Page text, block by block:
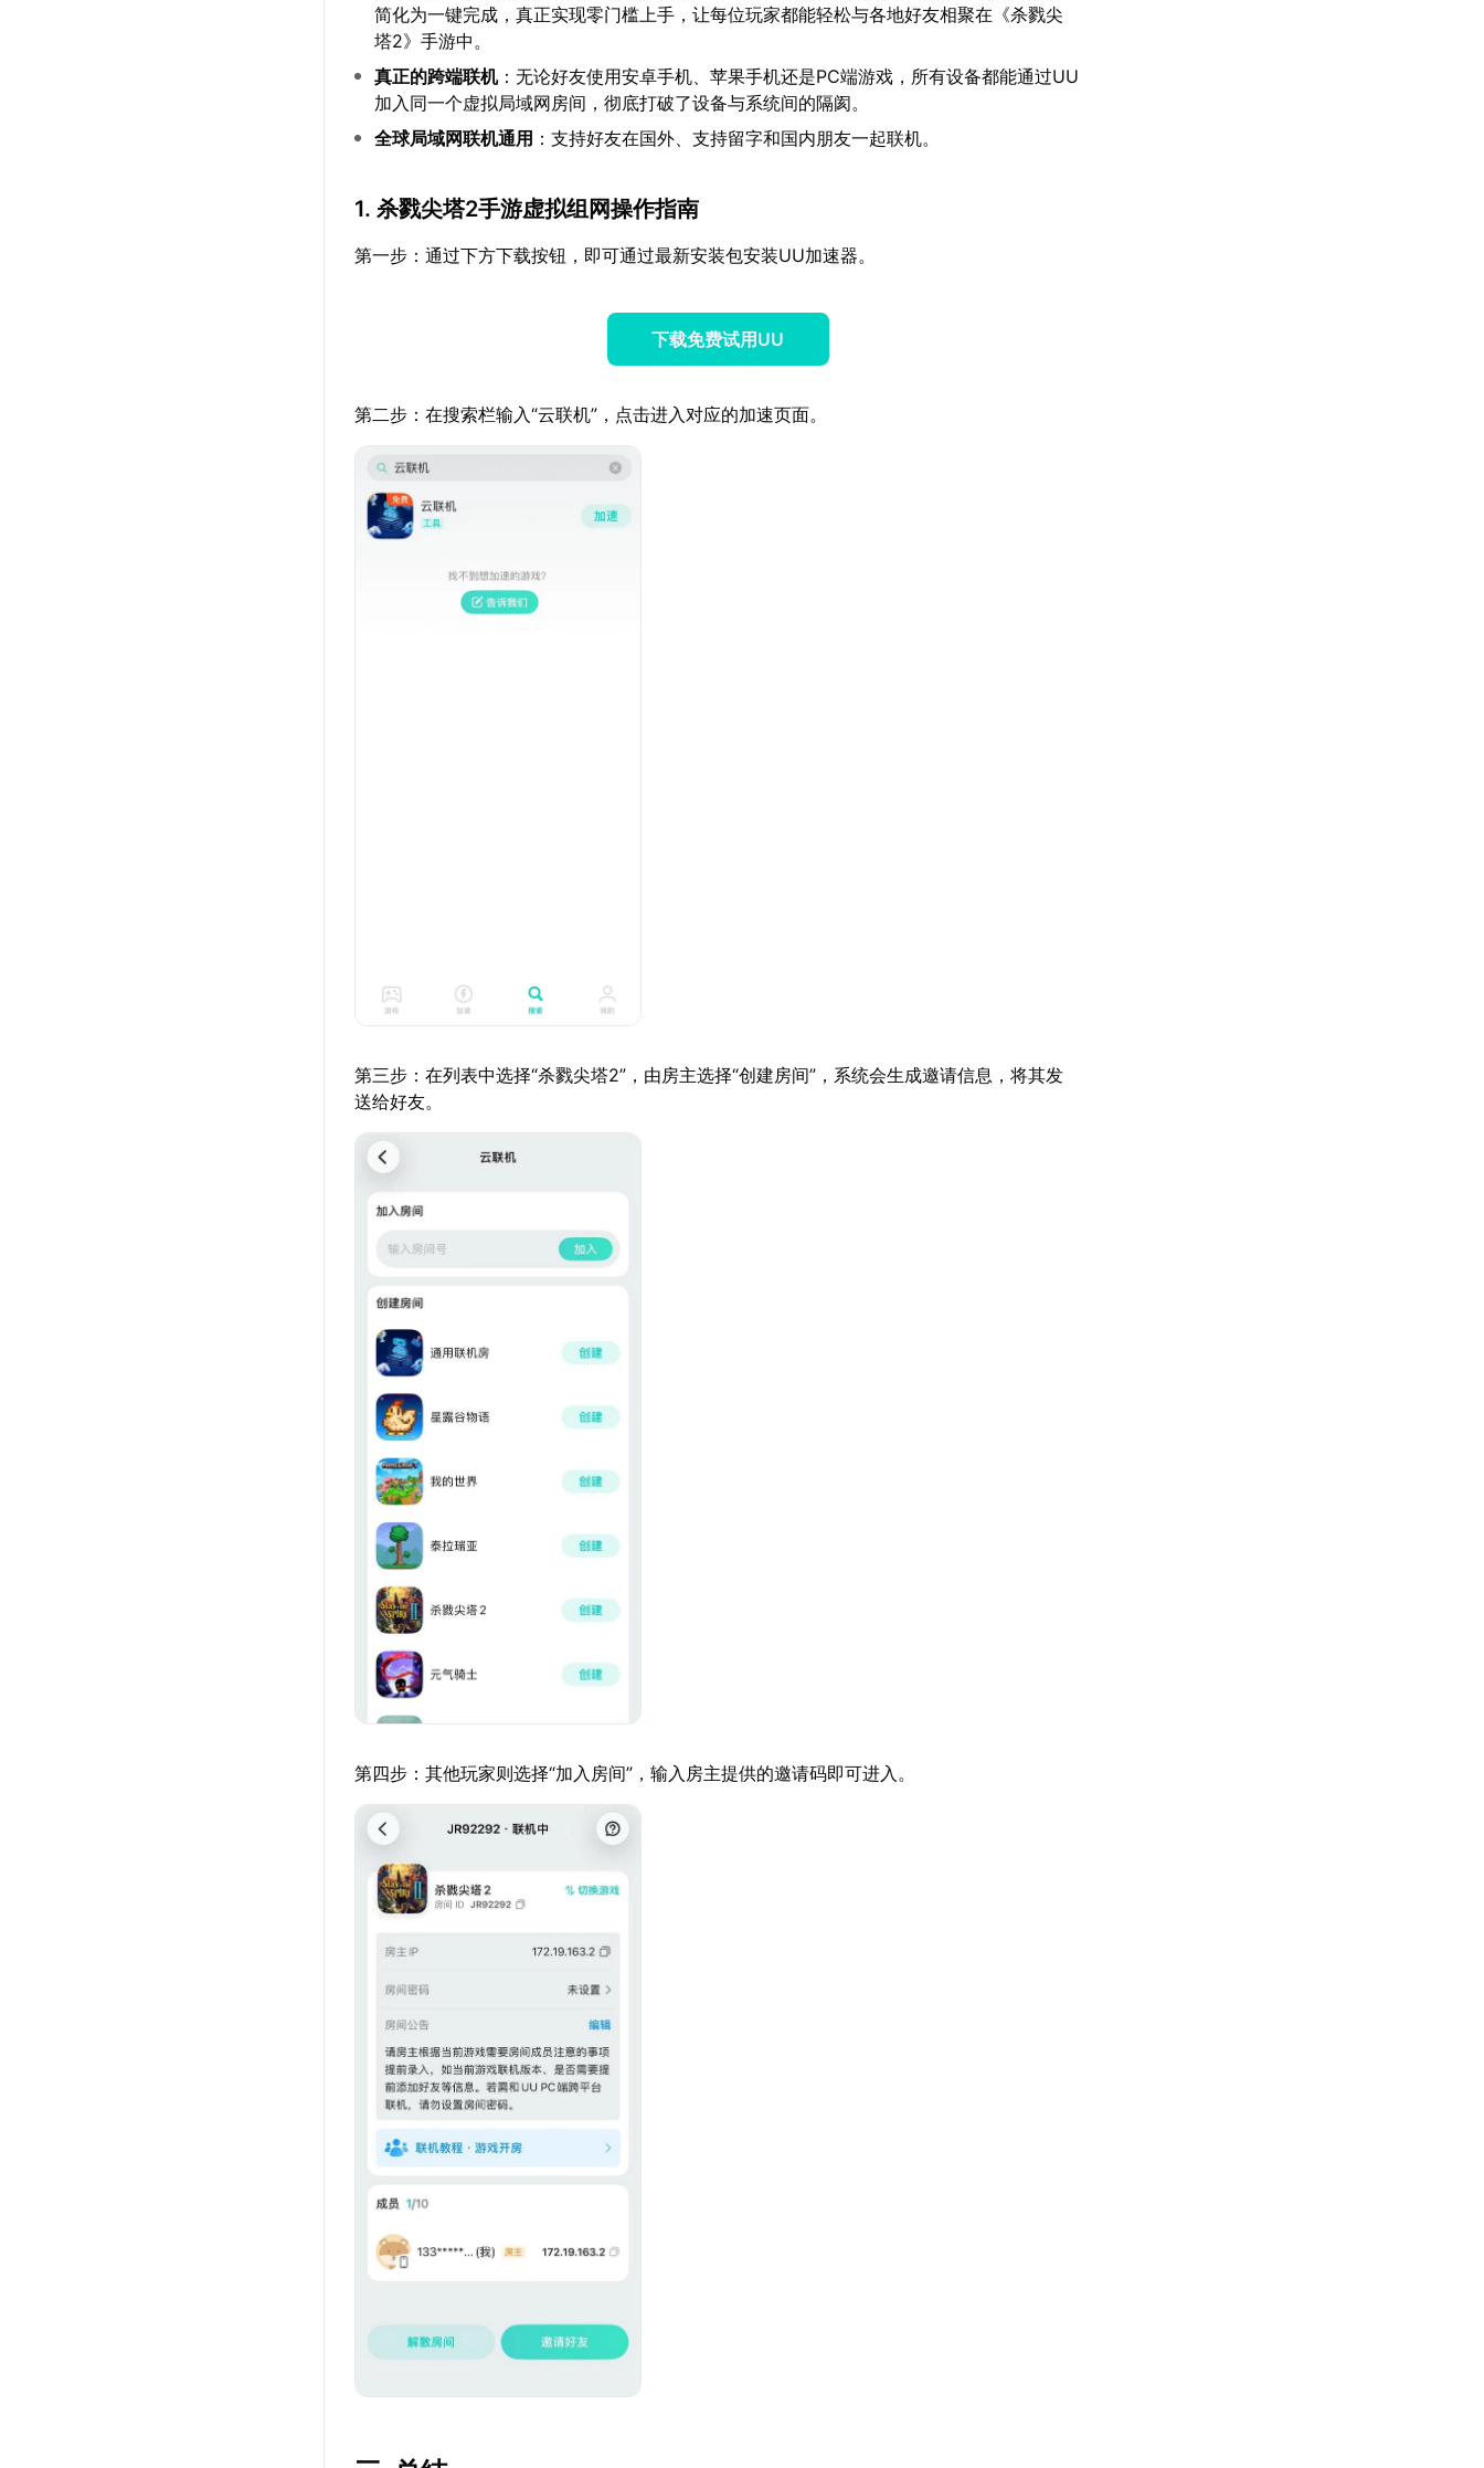
简化为一键完成，真正实现零门槛上手，让每位玩家都能轻松与各地好友相聚在《杀戮尖
塔2》手游中。
真正的跨端联机：无论好友使用安卓手机、苹果手机还是PC端游戏，所有设备都能通过UU
加入同一个虚拟局域网房间，彻底打破了设备与系统间的隔阂。
全球局域网联机通用 ：支持好友在国外、支持留字和国内朋友一起联机。
1. 杀戮尖塔2手游虚拟组网操作指南
第一步：通过下方下载按钮，即可通过最新安装包安装UU加速器。
下载免费试用UU
第二步：在搜索栏输入“云联机”，点击进入对应的加速页面。
第三步：在列表中选择“杀戮尖塔2”，由房主选择“创建房间”，系统会生成邀请信息，将其发
送给好友。
第四步：其他玩家则选择“加入房间”，输入房主提供的邀请码即可进入。